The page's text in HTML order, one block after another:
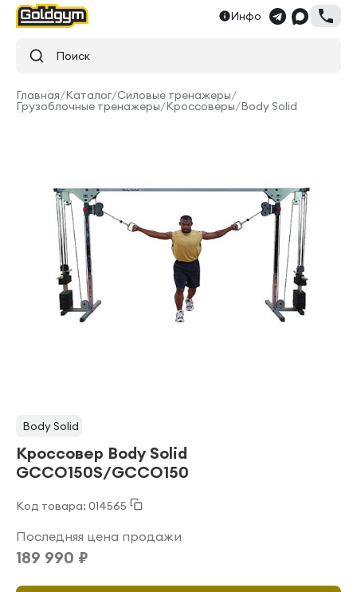
Инфо
Поиск
Главная/Каталог/Силовые тренажеры/
Грузоблочные тренажеры/Кроссоверы/Body Solid
Body Solid
Кроссовер Body Solid
GCCO150S/GCCO150
Код товара: 014565
Последняя цена продажи
189 990 ₽